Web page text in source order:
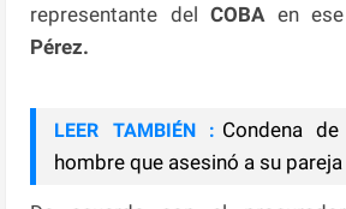
representante delCOBA en
Pérez.
LEER TAMBIÉN : Condena
hombre que asesinó a su